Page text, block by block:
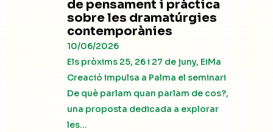
de pensament i pràctica
sobre les dramatúrgies
contemporànies
10/06/2026
Els pròxims 25, 26 i 27 de juny, EiMa
Creació impulsa a Palma el seminari
De què parlam quan parlam de cos?,
una proposta dedicada a explorar
les...